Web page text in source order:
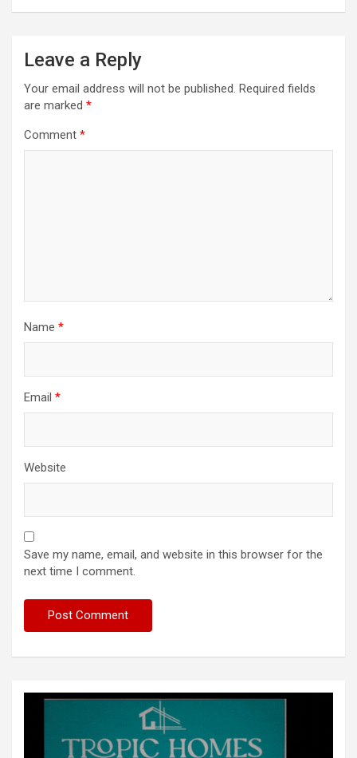
Leave a Reply
Your email address will not be published. Required fields
are marked *
Comment *
Name *
Email *
Website
Save my name, email, and website in this browser for the
next time I comment.